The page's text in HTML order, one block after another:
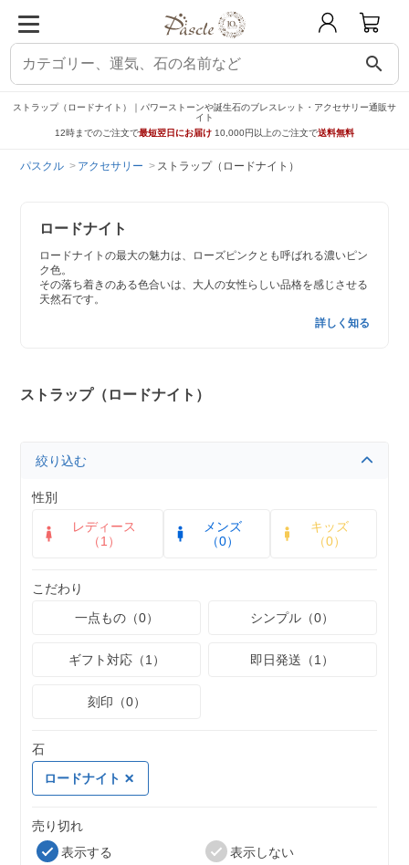
search
ストラップ（ロードナイト）｜パワーストーンや誕生石のブレスレット・アクセサリー通販サ
イト
12時までのご注文で最短翌日にお届け 10,000円以上のご注文で送料無料
パスクル アクセサリー ストラップ（ロードナイト）
ロードナイト
ロードナイトの最大の魅力は、ローズピンクとも呼ばれる濃いピン
ク色。
その落ち着きのある色合いは、大人の女性らしい品格を感じさせる
天然石です。
詳しく知る
ストラップ（ロードナイト）
絞り込む
性別
レディース
（1）
メンズ
（0）
キッズ
（0）
こだわり
一点もの（0）
シンプル（0）
ギフト対応（1） 即日発送（1）
刻印（0）
石
ロードナイト
売り切れ
表示する
表示しない